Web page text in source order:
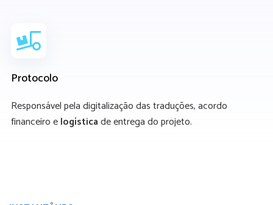
Protocolo
Responsável pela digitalização das traduções, acordo
financeiro elogísticade entrega do projeto.